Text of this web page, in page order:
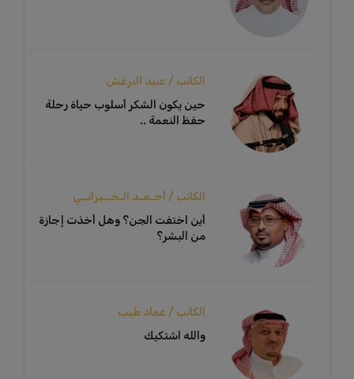
الكاتب / عبيد البرغش
حين يكون الشكر أسلوب حياة رحلة
حفظ النعمة ..
الكاتب / أحـمـد الـخــبرانــي
أين اختفت الجن؟ وهل أخذت إجازة
من البشر؟
الكاتب / عماد طيب
والله اشتكيك